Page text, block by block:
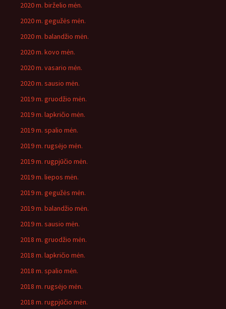
2020 m. birželio mėn.
2020 m. gegužės mėn.
2020 m. balandžio mėn.
2020 m. kovo mėn.
2020 m. vasario mėn.
2020 m. sausio mėn.
2019 m. gruodžio mėn.
2019 m. lapkričio mėn.
2019 m. spalio mėn.
2019 m. rugsėjo mėn.
2019 m. rugpjūčio mėn.
2019 m. liepos mėn.
2019 m. gegužės mėn.
2019 m. balandžio mėn.
2019 m. sausio mėn.
2018 m. gruodžio mėn.
2018 m. lapkričio mėn.
2018 m. spalio mėn.
2018 m. rugsėjo mėn.
2018 m. rugpjūčio mėn.